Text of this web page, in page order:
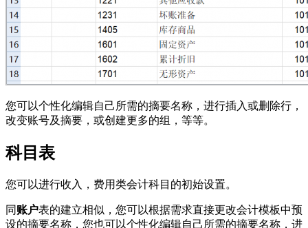
您可以个性化编辑自己所需的摘要名称，进行插入或删除行，
改变账号及摘要，或创建更多的组，等等。
科目表
您可以进行收入，费用类会计科目的初始设置。
同 账户表的建立相似，您可以根据需求直接更改会计模板中预
设的摘要名称，您也可以个性化编辑自己所需的摘要名称，进